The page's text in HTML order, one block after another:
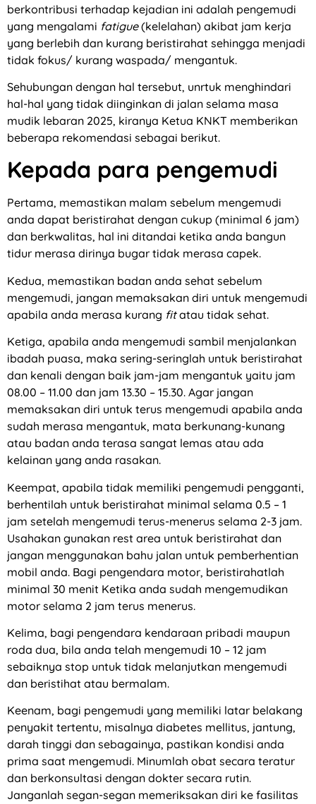
berkontribusi terhadap kejadian ini adalah pengemudi
yang mengalami fatigue(kelelahan) akibat jam kerja
yang berlebih dan kurang beristirahat sehingga menjadi
tidak fokus/ kurang waspada/ mengantuk.
Sehubungan dengan hal tersebut, unrtuk menghindari
hal-hal yang tidak diinginkan di jalan selama masa
mudik lebaran 2025, kiranya Ketua KNKT memberikan
beberapa rekomendasi sebagai berikut.
Kepada para pengemudi
Pertama, memastikan malam sebelum mengemudi
anda dapat beristirahat dengan cukup (minimal 6 jam)
dan berkwalitas, hal ini ditandai ketika anda bangun
tidur merasa dirinya bugar tidak merasa capek.
Kedua, memastikan badan anda sehat sebelum
mengemudi, jangan memaksakan diri untuk mengemudi
apabila anda merasa kurang fitatau tidak sehat.
Ketiga, apabila anda mengemudi sambil menjalankan
ibadah puasa, maka sering-seringlah untuk beristirahat
dan kenali dengan baik jam-jam mengantuk yaitu jam
08.00 – 11.00 dan jam 13.30 – 15.30. Agar jangan
memaksakan diri untuk terus mengemudi apabila anda
sudah merasa mengantuk, mata berkunang-kunang
atau badan anda terasa sangat lemas atau ada
kelainan yang anda rasakan.
Keempat, apabila tidak memiliki pengemudi pengganti,
berhentilah untuk beristirahat minimal selama 0.5 – 1
jam setelah mengemudi terus-menerus selama 2-3 jam.
Usahakan gunakan rest area untuk beristirahat dan
jangan menggunakan bahu jalan untuk pemberhentian
mobil anda. Bagi pengendara motor, beristirahatlah
minimal 30 menit Ketika anda sudah mengemudikan
motor selama 2 jam terus menerus.
Kelima, bagi pengendara kendaraan pribadi maupun
roda dua, bila anda telah mengemudi 10 – 12 jam
sebaiknya stop untuk tidak melanjutkan mengemudi
dan beristihat atau bermalam.
Keenam, bagi pengemudi yang memiliki latar belakang
penyakit tertentu, misalnya diabetes mellitus, jantung,
darah tinggi dan sebagainya, pastikan kondisi anda
prima saat mengemudi. Minumlah obat secara teratur
dan berkonsultasi dengan dokter secara rutin.
Janganlah segan-segan memeriksakan diri ke fasilitas